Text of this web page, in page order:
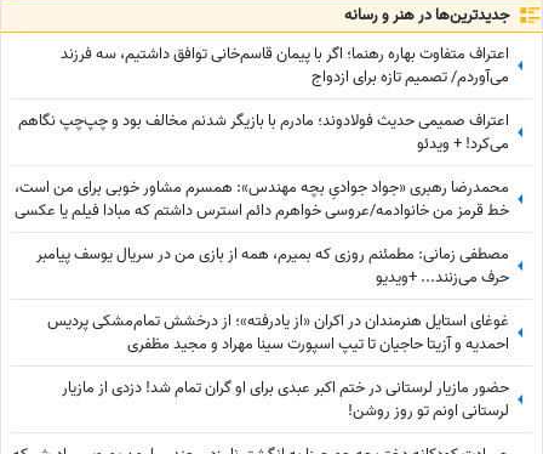
جدید‌ترین‌ها در هنر و رسانه
اعتراف متفاوت بهاره رهنما؛ اگر با پیمان قاسم‌خانی توافق داشتیم، سه فرزند
می‌آوردم/ تصمیم تازه برای ازدواج
اعتراف صمیمی حدیث فولادوند؛ مادرم با بازیگر شدنم مخالف بود و چپ‌چپ نگاهم
می‌کرد! + ویدئو
محمدرضا رهبری «جواد جوادیِ بچه مهندس»: همسرم مشاور خوبی برای من است،
خط قرمز من خانوادمه/عروسی خواهرم دائم استرس داشتم که مبادا فیلم یا عکسی
از من گرفته شود و بعدا برای من دردسر ایجاد کند!
مصطفی زمانی: مطمئنم روزی که بمیرم، همه از بازی من در سریال یوسف پیامبر
حرف می‌زنند... +ویدیو
غوغای استایل هنرمندان در اکران «از یادرفته»؛ از درخشش تمام‌مشکی پردیس
احمدیه و آزیتا حاجیان تا تیپ اسپورت سینا مهراد و مجید مظفری
حضور مازیار لرستانی در ختم اکبر عبدی برای او گران تمام شد! دزدی از مازیار
لرستانی اونم تو روز روشن!